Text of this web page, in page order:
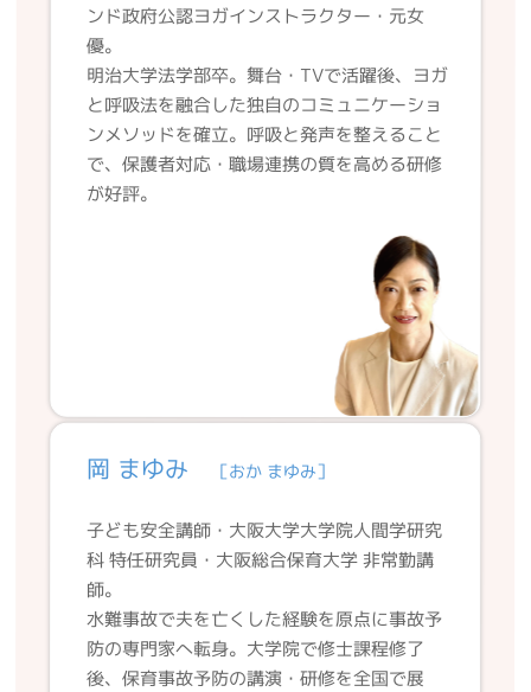
ンド政府公認ヨガインストラクター・元女
優。
明治大学法学部卒。舞台・TVで活躍後、ヨガ
と呼吸法を融合した独自のコミュニケーショ
ンメソッドを確立。呼吸と発声を整えること
で、保護者対応・職場連携の質を高める研修
が好評。
岡 まゆみ ［おか まゆみ］
子ども安全講師・大阪大学大学院人間学研究
科 特任研究員・大阪総合保育大学 非常勤講
師。
水難事故で夫を亡くした経験を原点に事故予
防の専門家へ転身。大学院で修士課程修了
後、保育事故予防の講演・研修を全国で展